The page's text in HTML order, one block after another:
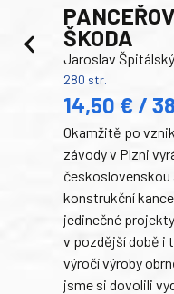
ŠKODA
Jaroslav
280 str.
14,50 € /
Okamžitě po
závody v Plzni
československou
konstrukční
jedinečné
v pozdější době i
výročí výroby
jsme si dovolili